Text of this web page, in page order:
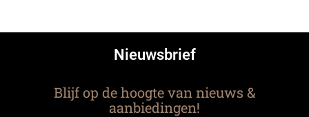
Nieuwsbrief
Blijf op de hoogte van nieuws &
aanbiedingen!